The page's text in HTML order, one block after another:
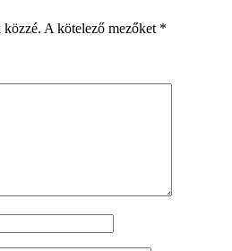
közzé. A kötelező mezőket *